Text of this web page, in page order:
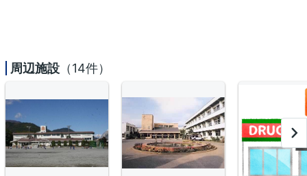
周辺施設 （14件）